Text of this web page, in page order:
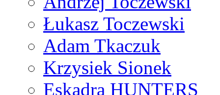
Łukasz Toczewski
Adam Tkaczuk
Krzysiek Sionek
Eskadra HUNTERS